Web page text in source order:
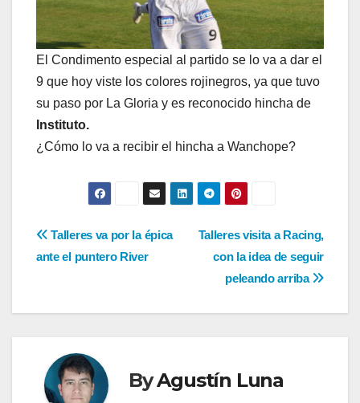
El Condimento especial al partido se lo va a dar el
9 que hoy viste los colores rojinegros, ya que tuvo
su paso por La Gloria y es reconocido hincha de
Instituto.
¿Cómo lo va a recibir el hincha a Wanchope?
Navegación
entradas
Talleres visita a Racing,
con la idea de seguir
peleando arriba
Talleres va por la épica
ante el puntero River
ByAgustín Luna